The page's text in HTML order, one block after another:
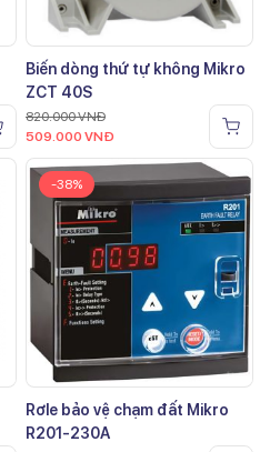
Biến dòng thứ tự không Mikro
ZCT 40S
820.000VNĐ
509.000 VNĐ
-38%
Rơle bảo vệ chạm đất Mikro
R201-230A